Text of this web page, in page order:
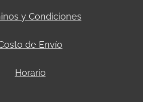
y Condiciones
de Envío
Horario